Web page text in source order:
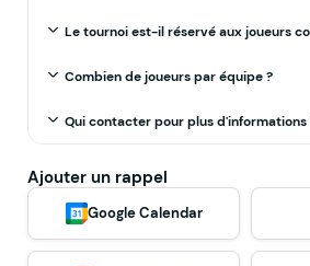
Le tournoi est-il réservé aux joueurs
Combien de joueurs par équipe ?
Qui contacter pour plus d'informations
Ajouter un rappel
Google Calendar